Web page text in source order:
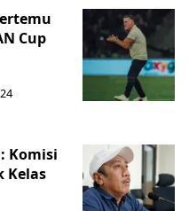
Cup
Komisi
Kelas